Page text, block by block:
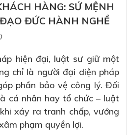
HÀNG: SỨ MỆNH
ĐỨC HÀNH NGHỀ
hiện đại, luật sư giữ một
chỉ là người đại diện pháp
phần bảo vệ công lý. Đối
cá nhân hay tổ chức – luật
xảy ra tranh chấp, vướng
phạm quyền lợi.